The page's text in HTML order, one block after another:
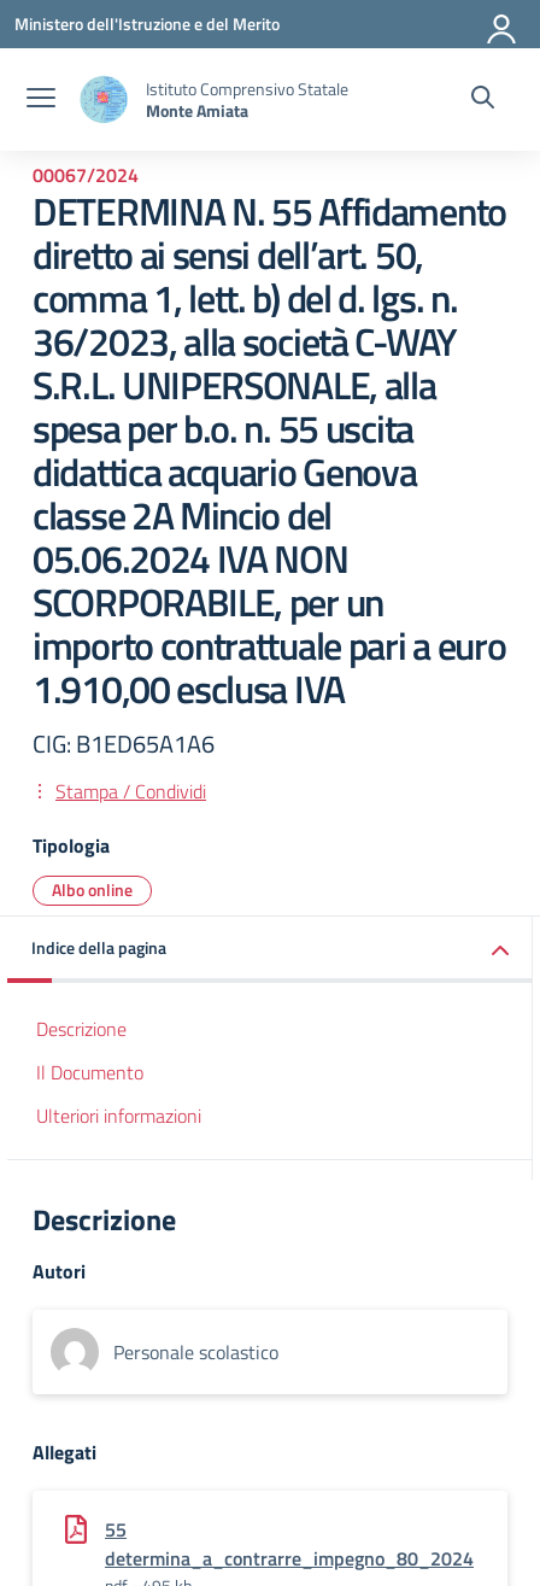
Vai ai contenuti
Vai al menu di navigazione
Vai al footer
Ministero dell'Istruzione e del Merito
Istituto Comprensivo Statale
Monte Amiata
00067/2024
DETERMINA N. 55 Affidamento
diretto ai sensi dell’art. 50,
comma 1, lett. b) del d. lgs. n.
36/2023, alla società C-WAY
S.R.L. UNIPERSONALE, alla
spesa per b.o. n. 55 uscita
didattica acquario Genova
classe 2A Mincio del
05.06.2024 IVA NON
SCORPORABILE, per un
importo contrattuale pari a euro
1.910,00 esclusa IVA
CIG: B1ED65A1A6
Stampa / Condividi
Tipologia
Albo online
Indice della pagina
Descrizione
Il Documento
Ulteriori informazioni
Descrizione
Autori
Personale scolastico
Allegati
55
determina_a_contrarre_impegno_80_2024